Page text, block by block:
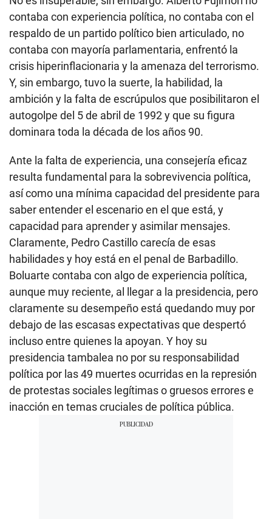
contaba con experiencia política, no contaba con el
respaldo de un partido político bien articulado, no
contaba con mayoría parlamentaria, enfrentó la
crisis hiperinflacionaria y la amenaza del terrorismo.
Y, sin embargo, tuvo la suerte, la habilidad, la
ambición y la falta de escrúpulos que posibilitaron el
autogolpe del 5 de abril de 1992 y que su figura
dominara toda la década de los años 90.
Ante la falta de experiencia, una consejería eficaz
resulta fundamental para la sobrevivencia política,
así como una mínima capacidad del presidente para
saber entender el escenario en el que está, y
capacidad para aprender y asimilar mensajes.
Claramente, Pedro Castillo carecía de esas
habilidades y hoy está en el penal de Barbadillo.
Boluarte contaba con algo de experiencia política,
aunque muy reciente, al llegar a la presidencia, pero
claramente su desempeño está quedando muy por
debajo de las escasas expectativas que despertó
incluso entre quienes la apoyan. Y hoy su
presidencia tambalea no por su responsabilidad
política por las 49 muertes ocurridas en la represión
de protestas sociales legítimas o gruesos errores e
inacción en temas cruciales de política pública.